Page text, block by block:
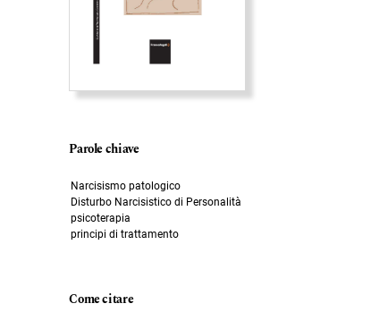
Parole chiave
Narcisismo patologico
Disturbo Narcisistico di Personalità
psicoterapia
principi di trattamento
Come citare